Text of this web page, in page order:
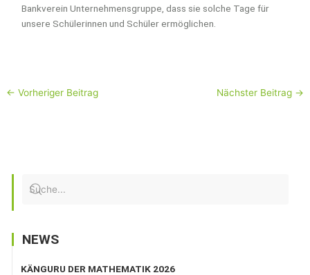
Bankverein Unternehmensgruppe, dass sie solche Tage für
unsere Schülerinnen und Schüler ermöglichen.
← Vorheriger Beitrag Nächster Beitrag →
NEWS
KÄNGURU DER MATHEMATIK 2026